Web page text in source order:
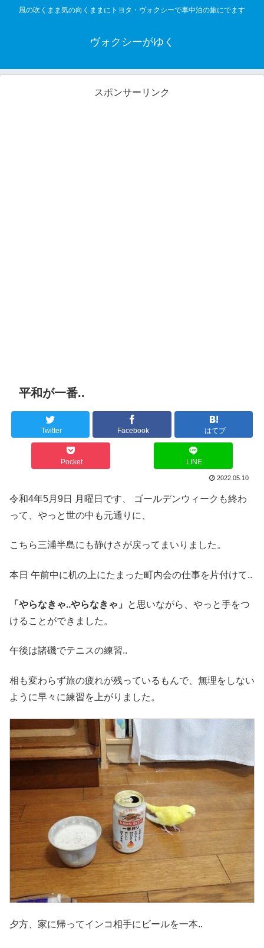
風の吹くまま気の向くままにトヨタ・ヴォクシーで車中泊の旅にでます
ヴォクシーがゆく
スポンサーリンク
平和が一番..
Twitter Facebook はてブ
Pocket LINE
2022.05.10
令和4年5月9日 月曜日です、 ゴールデンウィークも終わ
って、やっと世の中も元通りに、
こちら三浦半島にも静けさが戻ってまいりました。
本日 午前中に机の上にたまった町内会の仕事を片付けて..
「やらなきゃ..やらなきゃ」
と思いながら、やっと手をつ
けることができました。
午後は諸磯でテニスの練習..
相も変わらず旅の疲れが残っているもんで、無理をしない
ように早々に練習を上がりました。
夕方、家に帰ってインコ相手にビールを一本..